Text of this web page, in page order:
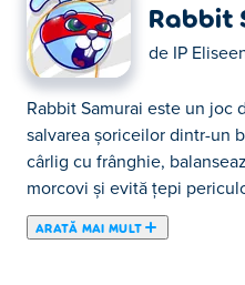
Rabbit
de IP
Rabbit Samurai este un joc
salvarea șoriceilor dintr-un
cârlig cu frânghie,
morcovi și evită țepi
ARATĂ MAI MULT